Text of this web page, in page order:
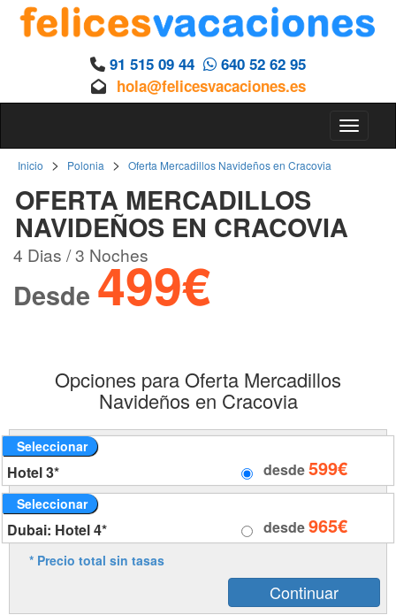
91 515 09 44
640 52 62 95
hola@felicesvacaciones.es
Inicio > Polonia > Oferta Mercadillos Navideños en Cracovia
OFERTA MERCADILLOS
NAVIDEÑOS EN CRACOVIA
4 Dias / 3 Noches
Desde 499€
Opciones para Oferta Mercadillos
Navideños en Cracovia
Seleccionar
Hotel 3* desde599€
Seleccionar
Dubai: Hotel 4* desde965€
* Precio total sin tasas